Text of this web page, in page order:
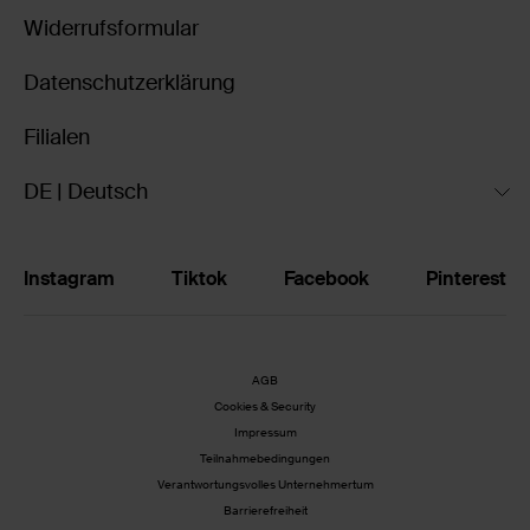
Widerrufsformular
Datenschutzerklärung
Filialen
DE | Deutsch
Instagram Tiktok Facebook Pinterest
AGB
Cookies & Security
Impressum
Teilnahmebedingungen
Verantwortungsvolles Unternehmertum
Barrierefreiheit